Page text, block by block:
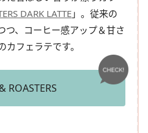
DARK LATTE 」。従来の
つ、コーヒー感アップ＆甘さ
フェラテです。
ROASTERS